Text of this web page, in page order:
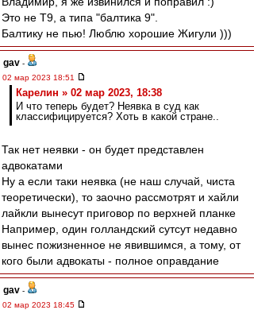
Это не Т9, а типа "балтика 9".
Балтику не пью! Люблю хорошие Жигули )))
gav -
02 мар 2023 18:51
Карелин » 02 мар 2023, 18:38
И что теперь будет? Неявка в суд как
классифицируется? Хоть в какой стране..
Так нет неявки - он будет представлен
адвокатами
Ну а если таки неявка (не наш случай, чиста
теоретически), то заочно рассмотрят и хайли
лайкли вынесут приговор по верхней планке
Например, один голландский сутсут недавно
вынес пожизненное не явившимся, а тому, от
кого были адвокаты - полное оправдание
gav -
02 мар 2023 18:45